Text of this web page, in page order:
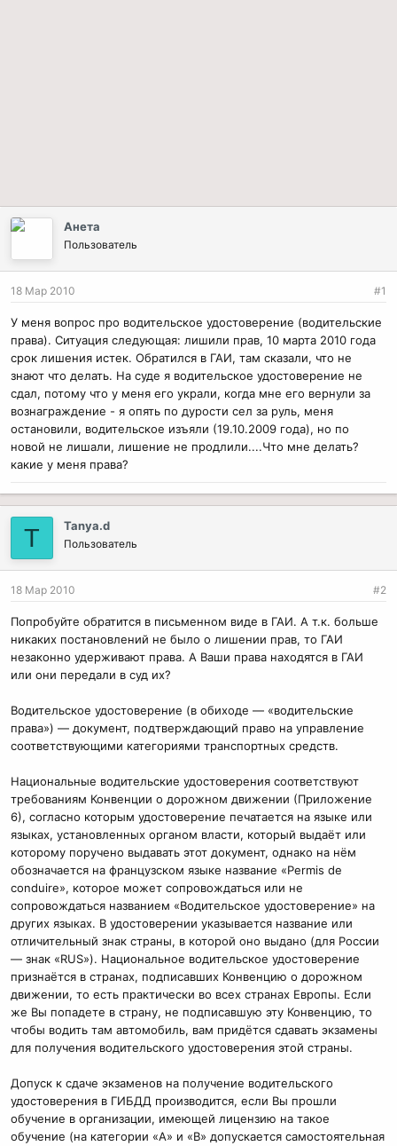
Анета
Пользователь
18 Мар 2010 #1
У меня вопрос про водительское удостоверение (водительские
права). Ситуация следующая: лишили прав, 10 марта 2010 года
срок лишения истек. Обратился в ГАИ, там сказали, что не
знают что делать. На суде я водительское удостоверение не
сдал, потому что у меня его украли, когда мне его вернули за
вознаграждение - я опять по дурости сел за руль, меня
остановили, водительское изъяли (19.10.2009 года), но по
новой не лишали, лишение не продлили....Что мне делать?
какие у меня права?
T Tanya.d
Пользователь
18 Мар 2010 #2
Попробуйте обратится в письменном виде в ГАИ. А т.к. больше
никаких постановлений не было о лишении прав, то ГАИ
незаконно удерживают права. А Ваши права находятся в ГАИ
или они передали в суд их?
Водительское удостоверение (в обиходе — «водительские
права») — документ, подтверждающий право на управление
соответствующими категориями транспортных средств.
Национальные водительские удостоверения соответствуют
требованиям Конвенции о дорожном движении (Приложение
6), согласно которым удостоверение печатается на языке или
языках, установленных органом власти, который выдаёт или
которому поручено выдавать этот документ, однако на нём
обозначается на французском языке название «Permis de
conduire», которое может сопровождаться или не
сопровождаться названием «Водительское удостоверение» на
других языках. В удостоверении указывается название или
отличительный знак страны, в которой оно выдано (для России
— знак «RUS»). Национальное водительское удостоверение
признаётся в странах, подписавших Конвенцию о дорожном
движении, то есть практически во всех странах Европы. Если
же Вы попадете в страну, не подписавшую эту Конвенцию, то
чтобы водить там автомобиль, вам придётся сдавать экзамены
для получения водительского удостоверения этой страны.
Допуск к сдаче экзаменов на получение водительского
удостоверения в ГИБДД производится, если Вы прошли
обучение в организации, имеющей лицензию на такое
обучение (на категории «А» и «В» допускается самостоятельная